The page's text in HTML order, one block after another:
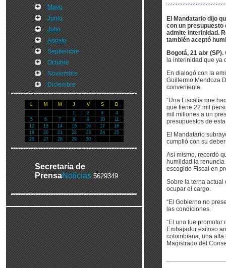
Mayo
Junio
Julio
Agosto
Septiembre
Octubre
Noviembre
Diciembre
L M M J V S
D
1
2 3
4
5
6 7 8 9 10
11
12
13 14 15 16 17
18
19
20 21 22 23 24
25
26
27 28 29 30
Secretaría de
PrensaNoticias 5629349
El Mandatario dijo
con un presupuesto
admite interinidad.
también aceptó
Bogotá, 21 abr (SP).
la interinidad que ya
En dialogó con la
Guillermo Mendoza
conveniente.
“Una Fiscalía que
que tiene 22 mil
mil millones a un
presupuestos de
El Mandatario
cumplió con su
Así mismo, recordó
humildad la
escogido Fiscal en
Sobre la terna actual
ocupar el cargo.
“El Gobierno no
las condiciones.
“El uno fue
Embajador exitoso
colombiana, una
Magistrado del